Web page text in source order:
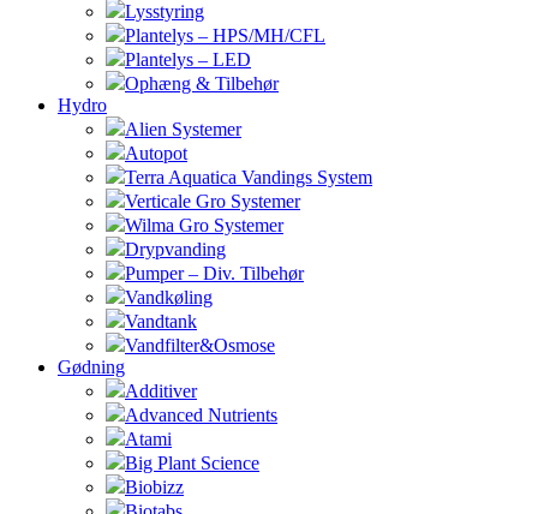
Lysstyring
Plantelys – HPS/MH/CFL
Plantelys – LED
Ophæng & Tilbehør
Hydro
Alien Systemer
Autopot
Terra Aquatica Vandings System
Verticale Gro Systemer
Wilma Gro Systemer
Drypvanding
Pumper – Div. Tilbehør
Vandkøling
Vandtank
Vandfilter&Osmose
Gødning
Additiver
Advanced Nutrients
Atami
Big Plant Science
Biobizz